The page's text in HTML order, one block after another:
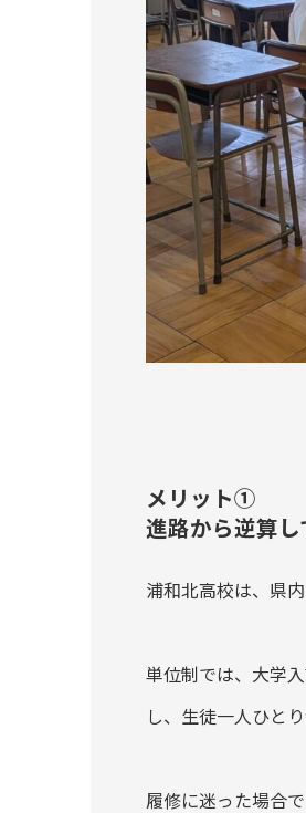
メリット①
進路から逆算
浦和北高校は、県
単位制では、大学
し、生徒一人ひと
履修に迷った場合